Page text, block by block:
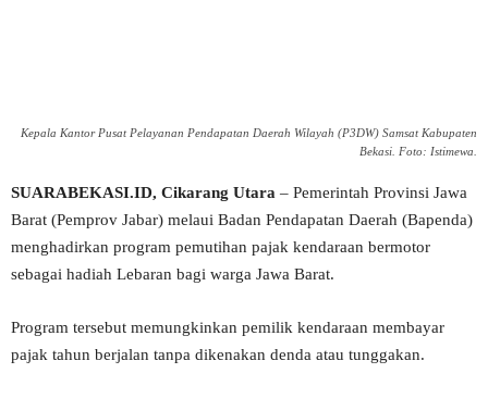
Kepala Kantor Pusat Pelayanan Pendapatan Daerah Wilayah (P3DW) Samsat Kabupaten
Bekasi. Foto: Istimewa.
SUARABEKASI.ID, Cikarang Utara – Pemerintah Provinsi Jawa
Barat (Pemprov Jabar) melaui Badan Pendapatan Daerah (Bapenda)
menghadirkan program pemutihan pajak kendaraan bermotor
sebagai hadiah Lebaran bagi warga Jawa Barat.
Program tersebut memungkinkan pemilik kendaraan membayar
pajak tahun berjalan tanpa dikenakan denda atau tunggakan.